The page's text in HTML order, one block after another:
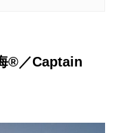
®／Captain